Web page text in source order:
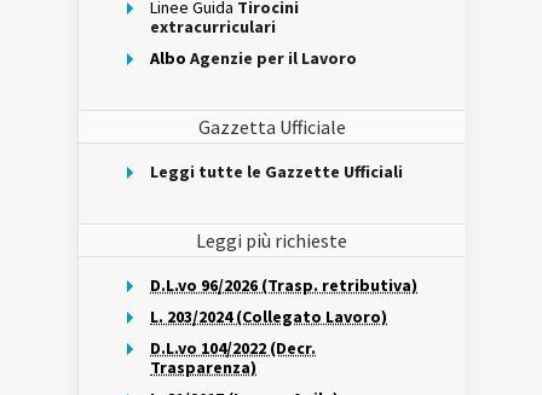
Linee Guida Tirocini
extracurriculari
Albo Agenzie per il Lavoro
Gazzetta Ufficiale
Leggi tutte le Gazzette Ufficiali
Leggi più richieste
D.L.vo 96/2026 (Trasp. retributiva)
L. 203/2024 (Collegato Lavoro)
D.L.vo 104/2022 (Decr.
Trasparenza)